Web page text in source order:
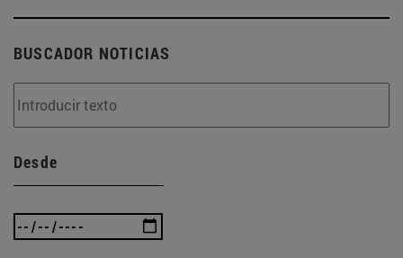
BUSCADOR NOTICIAS
Desde